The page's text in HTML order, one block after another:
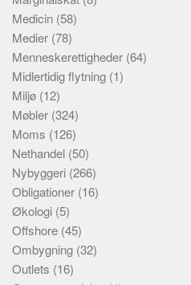
Medicin (58)
Medier (78)
Menneskerettigheder (64)
Midlertidig flytning (1)
Miljø (12)
Møbler (324)
Moms (126)
Nethandel (50)
Nybyggeri (266)
Obligationer (16)
Økologi (5)
Offshore (45)
Ombygning (32)
Outlets (16)